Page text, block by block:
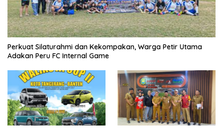
Perkuat Silaturahmi dan Kekompakan, Warga Petir Utama
Adakan Peru FC Internal Game